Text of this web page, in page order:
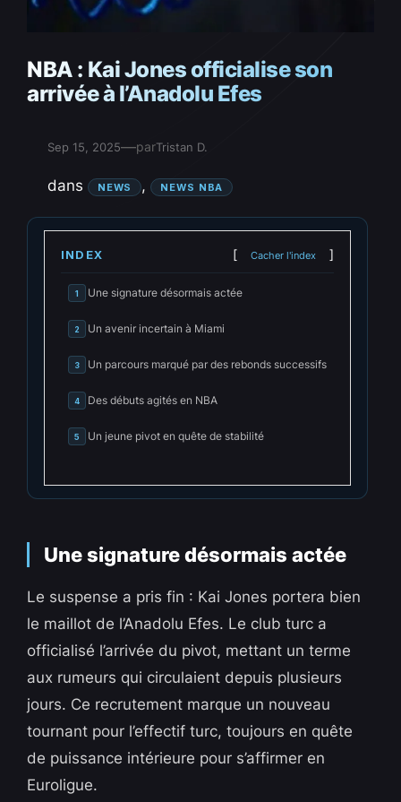
NBA : Kai Jones officialise son
arrivée à l’Anadolu Efes
Sep 15, 2025—parTristan D.
dans NEWS , NEWS NBA
INDEX Cacher l'index
1 Une signature désormais actée
2 Un avenir incertain à Miami
3 Un parcours marqué par des rebonds successifs
4 Des débuts agités en NBA
5 Un jeune pivot en quête de stabilité
Une signature désormais actée
Le suspense a pris fin : Kai Jones portera bien
le maillot de l’Anadolu Efes. Le club turc a
officialisé l’arrivée du pivot, mettant un terme
aux rumeurs qui circulaient depuis plusieurs
jours. Ce recrutement marque un nouveau
tournant pour l’effectif turc, toujours en quête
de puissance intérieure pour s’affirmer en
Euroligue.